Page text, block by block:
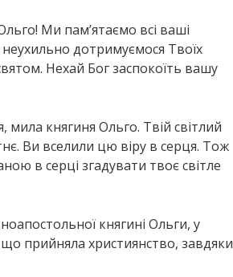
Ми пам’ятаємо всі ваші
дотримуємося Твоїх
Нехай Бог заспокоїть вашу
мила княгиня Ольго. Твій світлий
Ви вселили цю віру в серця. Тож
в серці згадувати твоє світле
княгині Ольги, у
прийняла християнство, завдяки